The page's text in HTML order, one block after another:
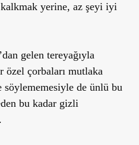
yerine, az şeyi iyi
gelen tereyağıyla
özel çorbaları mutlaka
de ünlü bu
bu kadar gizli